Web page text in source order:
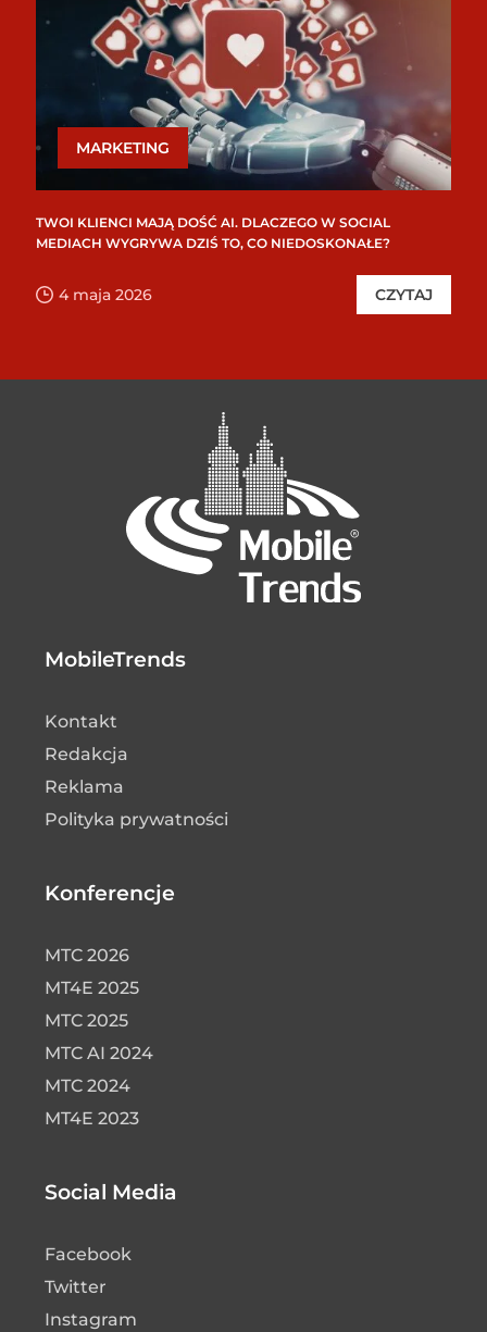
MARKETING
TWOI KLIENCI MAJĄ DOŚĆ AI. DLACZEGO W SOCIAL
MEDIACH WYGRYWA DZIŚ TO, CO NIEDOSKONAŁE?
4 maja 2026 CZYTAJ
MobileTrends
Kontakt
Redakcja
Reklama
Polityka prywatności
Konferencje
MTC 2026
MT4E 2025
MTC 2025
MTC AI 2024
MTC 2024
MT4E 2023
Social Media
Facebook
Twitter
Instagram